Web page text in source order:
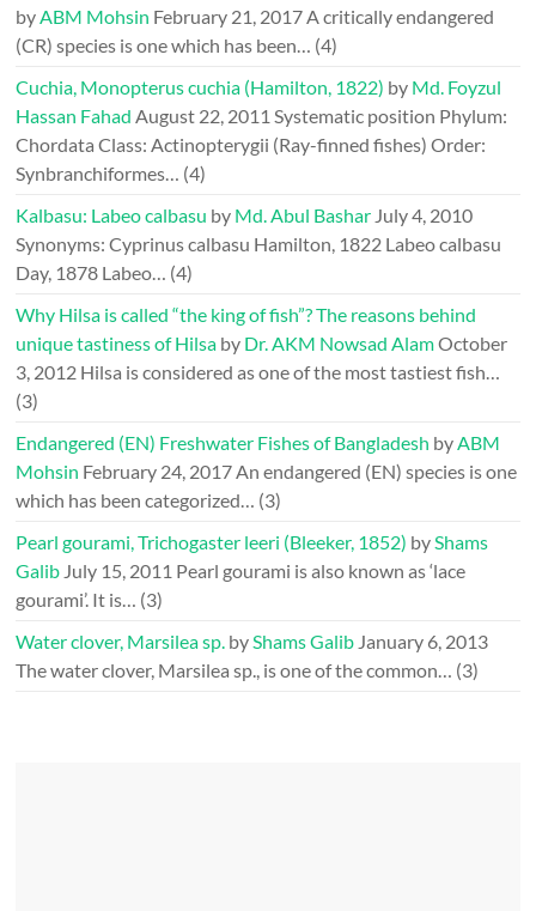
byABM Mohsin February 21, 2017A critically endangered
(CR) species is one which has been… (4)
Cuchia, Monopterus cuchia (Hamilton, 1822) by Md. Foyzul
Hassan Fahad August 22, 2011 Systematic position Phylum:
Chordata Class: Actinopterygii (Ray-finned fishes) Order:
Synbranchiformes… (4)
Kalbasu: Labeo calbasu by Md. Abul Bashar July 4, 2010
Synonyms: Cyprinus calbasu Hamilton, 1822 Labeo calbasu
Day, 1878 Labeo… (4)
Why Hilsa is called “the king of fish”? The reasons behind
unique tastiness of Hilsa by Dr. AKM Nowsad AlamOctober
3, 2012 Hilsa is considered as one of the most tastiest fish…
(3)
Endangered (EN) Freshwater Fishes of Bangladesh byABM
Mohsin February 24, 2017An endangered (EN) species is one
which has been categorized… (3)
Pearl gourami, Trichogaster leeri (Bleeker, 1852) byShams
Galib July 15, 2011 Pearl gourami is also known as ‘lace
gourami’. It is… (3)
Water clover, Marsilea sp. byShams Galib January 6, 2013
The water clover, Marsilea sp., is one of the common… (3)